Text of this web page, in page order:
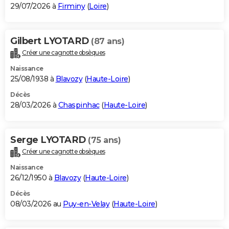
BONS PLANS
Carte de Noël
Carte Bonne année
Carte Saint-Valentin
Carte Pâques
Carte d'anniversaire
DICTIONNAIRE
Dictionnaire
Biographies
Citations
Expressions
Proverbes
PROGRAMME TV
S'inscrire
Se connecter
Lycées
Collèges
Primaires
Universités
Entreprises
Service militaire
Avis de recherche
AVIS DE DÉCÈS
Bricolage
Lifestyle
Culture
Sport
Auto
Television
Voyage
Cinema
29/07/2026 à Firminy(Loire)
Gilbert LYOTARD (87 ans)
Créer une cagnotte obsèques
Naissance
25/08/1938 à Blavozy(Haute-Loire)
Décès
28/03/2026 à Chaspinhac(Haute-Loire)
Serge LYOTARD (75 ans)
Créer une cagnotte obsèques
Naissance
26/12/1950 à Blavozy(Haute-Loire)
Décès
08/03/2026 au Puy-en-Velay(Haute-Loire)